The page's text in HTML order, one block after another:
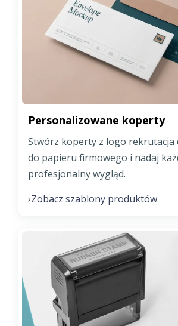
Personalizowane koperty
Stwórz koperty z logo rekrutacja
do papieru firmowego i nadaj
profesjonalny wygląd.
›Zobacz szablony produktów